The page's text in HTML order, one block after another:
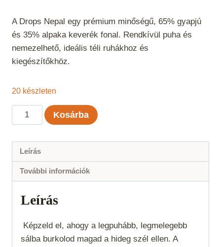
A Drops Nepal egy prémium minőségű, 65% gyapjú
és 35% alpaka keverék fonal. Rendkívül puha és
nemezelhető, ideális téli ruhákhoz és
kiegészítőkhöz.
20 készleten
Drops
Nepal
szürkés
zöld
7120
Kosárba
Leírás
További információk
Leírás
Képzeld el, ahogy a legpuhább, legmelegebb
sálba burkolod magad a hideg szél ellen. A